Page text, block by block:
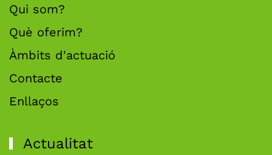
Qui som?
Què oferim?
Àmbits d'actuació
Contacte
Enllaços
Actualitat